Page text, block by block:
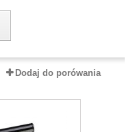
Dodaj do porówania